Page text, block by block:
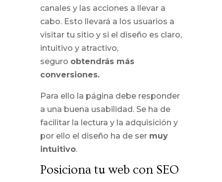
canales y las acciones a llevar a
cabo. Esto llevará a los usuarios a
visitar tu sitio y si el diseño es claro,
intuitivo y atractivo,
seguro obtendrás más
conversiones.
Para ello la página debe responder
a una buena usabilidad. Se ha de
facilitar la lectura y la adquisición y
por ello el diseño ha de ser muy
intuitivo.
Posiciona tu web con SEO